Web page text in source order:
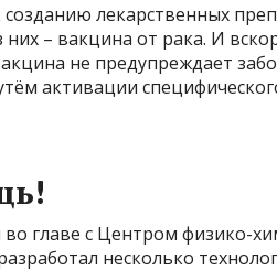
лекарственных
– вакцина от рака. И
не предупреждает
активации
главе с Центром физико-
несколько